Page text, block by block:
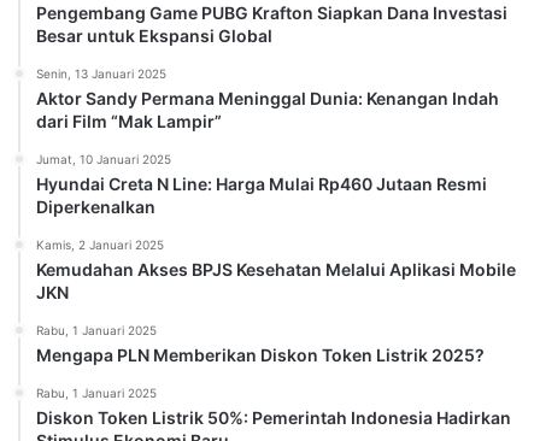
Pengembang Game PUBG Krafton Siapkan Dana Investasi
Besar untuk Ekspansi Global
Senin, 13 Januari 2025
Aktor Sandy Permana Meninggal Dunia: Kenangan Indah
dari Film “Mak Lampir”
Jumat, 10 Januari 2025
Hyundai Creta N Line: Harga Mulai Rp460 Jutaan Resmi
Diperkenalkan
Kamis, 2 Januari 2025
Kemudahan Akses BPJS Kesehatan Melalui Aplikasi Mobile
JKN
Rabu, 1 Januari 2025
Mengapa PLN Memberikan Diskon Token Listrik 2025?
Rabu, 1 Januari 2025
Diskon Token Listrik 50%: Pemerintah Indonesia Hadirkan